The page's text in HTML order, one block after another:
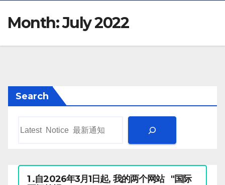
Month:July 2022
Search
1 .自2026年3月1日起, 我的两个网站 "国际